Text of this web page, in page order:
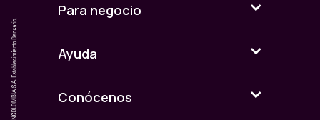
de venta participantes durante
y Condiciones:
Para negocio
Ayuda
Conócenos